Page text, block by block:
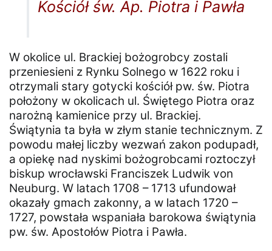
Kościół św. Ap. Piotra i Pawła
W okolice ul. Brackiej bożogrobcy zostali
przeniesieni z Rynku Solnego w 1622 roku i
otrzymali stary gotycki kościół pw. św. Piotra
położony w okolicach ul. Świętego Piotra oraz
narożną kamienice przy ul. Brackiej.
Świątynia ta była w złym stanie technicznym. Z
powodu małej liczby wezwań zakon podupadł,
a opiekę nad nyskimi bożogrobcami roztoczył
biskup wrocławski Franciszek Ludwik von
Neuburg. W latach 1708 – 1713 ufundował
okazały gmach zakonny, a w latach 1720 –
1727, powstała wspaniała barokowa świątynia
pw. św. Apostołów Piotra i Pawła.